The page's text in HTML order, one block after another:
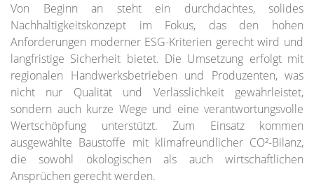
Von Beginn an steht ein durchdachtes, solides
Nachhaltigkeitskonzept im Fokus, das den hohen
Anforderungen moderner ESG-Kriterien gerecht wird und
langfristige Sicherheit bietet. Die Umsetzung erfolgt mit
regionalen Handwerksbetrieben und Produzenten, was
nicht nur Qualität und Verlässlichkeit gewährleistet,
sondern auch kurze Wege und eine verantwortungsvolle
Wertschöpfung unterstützt. Zum Einsatz kommen
ausgewählte Baustoffe mit klimafreundlicher CO²-Bilanz,
die sowohl ökologischen als auch wirtschaftlichen
Ansprüchen gerecht werden.